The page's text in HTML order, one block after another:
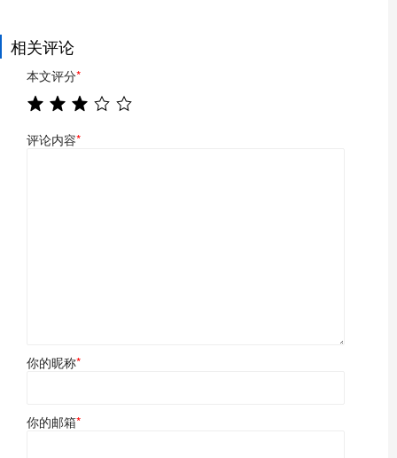
相关评论
本文评分*
评论内容*
你的昵称*
你的邮箱*